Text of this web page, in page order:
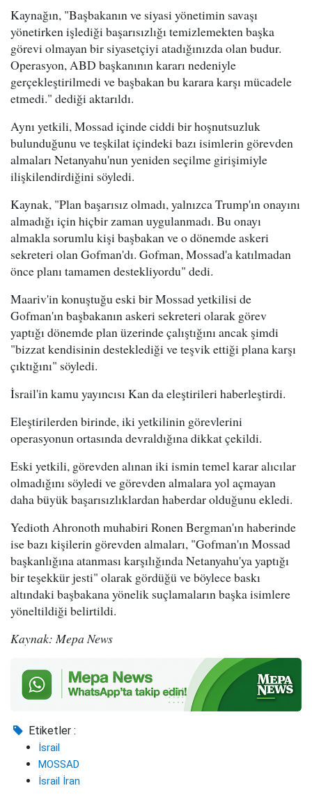
Kaynağın, "Başbakanın ve siyasi yönetimin savaşı
yönetirken işlediği başarısızlığı temizlemekten başka
görevi olmayan bir siyasetçiyi atadığınızda olan budur.
Operasyon, ABD başkanının kararı nedeniyle
gerçekleştirilmedi ve başbakan bu karara karşı mücadele
etmedi." dediği aktarıldı.
Aynı yetkili, Mossad içinde ciddi bir hoşnutsuzluk
bulunduğunu ve teşkilat içindeki bazı isimlerin görevden
almaları Netanyahu'nun yeniden seçilme girişimiyle
ilişkilendirdiğini söyledi.
Kaynak, "Plan başarısız olmadı, yalnızca Trump'ın onayını
almadığı için hiçbir zaman uygulanmadı. Bu onayı
almakla sorumlu kişi başbakan ve o dönemde askeri
sekreteri olan Gofman'dı. Gofman, Mossad'a katılmadan
önce planı tamamen destekliyordu" dedi.
Maariv'in konuştuğu eski bir Mossad yetkilisi de
Gofman'ın başbakanın askeri sekreteri olarak görev
yaptığı dönemde plan üzerinde çalıştığını ancak şimdi
"bizzat kendisinin desteklediği ve teşvik ettiği plana karşı
çıktığını" söyledi.
İsrail'in kamu yayıncısı Kan da eleştirileri haberleştirdi.
Eleştirilerden birinde, iki yetkilinin görevlerini
operasyonun ortasında devraldığına dikkat çekildi.
Eski yetkili, görevden alınan iki ismin temel karar alıcılar
olmadığını söyledi ve görevden almalara yol açmayan
daha büyük başarısızlıklardan haberdar olduğunu ekledi.
Yedioth Ahronoth muhabiri Ronen Bergman'ın haberinde
ise bazı kişilerin görevden almaları, "Gofman'ın Mossad
başkanlığına atanması karşılığında Netanyahu'ya yaptığı
bir teşekkür jesti" olarak gördüğü ve böylece baskı
altındaki başbakana yönelik suçlamaların başka isimlere
yöneltildiği belirtildi.
Kaynak: Mepa News
Etiketler :
İsrail
MOSSAD
İsrail İran